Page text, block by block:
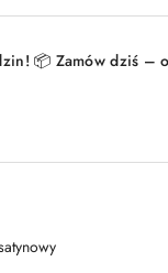
📦 Zamów dziś –